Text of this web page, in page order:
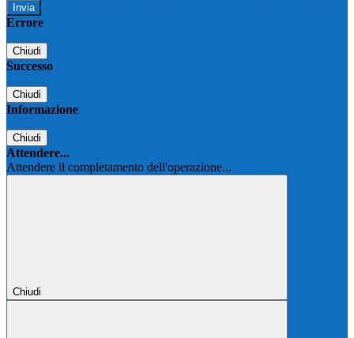
Errore
Chiudi
Successo
Chiudi
Informazione
Chiudi
Attendere...
Attendere il completamento dell'operazione...
Chiudi